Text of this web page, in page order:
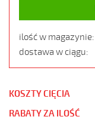
ilość w magazynie:
dostawa w ciągu:
KOSZTY CIĘCIA
RABATY ZA ILOŚĆ